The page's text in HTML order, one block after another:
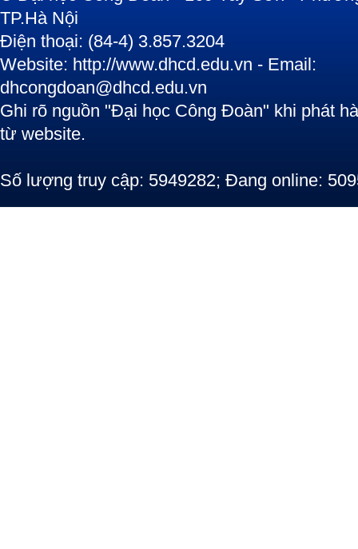
TP.Hà Nội
Điện thoại: (84-4) 3.857.3204
Website: http://www.dhcd.edu.vn - Email:
dhcongdoan@dhcd.edu.vn
Ghi rõ nguồn "Đại học Công Đoàn" khi phát
từ website.
Số lượng truy cập: 5949282; Đang online: